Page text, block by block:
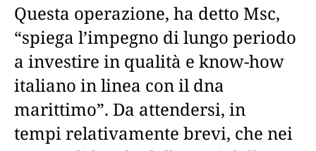
Questa operazione, ha detto Msc,
“spiega l’impegno di lungo periodo
a investire in qualità e know-how
italiano in linea con il dna
marittimo”. Da attendersi, in
tempi relativamente brevi, che nei